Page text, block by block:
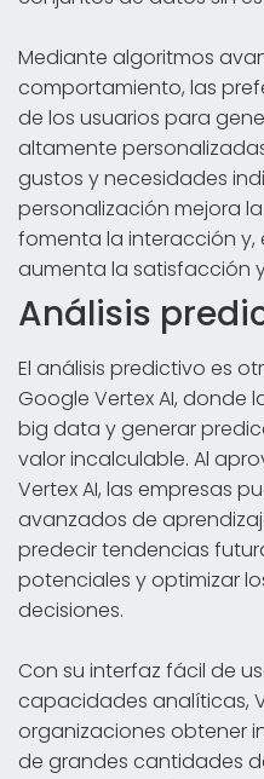
Mediante algoritmos
comportamiento, las
de los usuarios para
altamente
gustos y necesidades
personalización mejora
fomenta la interacción y,
aumenta la satisfacción
Análisis
El análisis predictivo es
Google Vertex AI, donde
big data y generar
valor incalculable. Al
Vertex AI, las empresas
avanzados de
predecir tendencias
potenciales y optimizar
decisiones.
Con su interfaz fácil de
capacidades analíticas,
organizaciones obtener
de grandes cantidades